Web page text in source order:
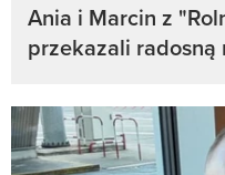
Ania i Marcin z
przekazali radosną